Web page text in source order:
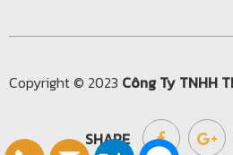
Copyright © 2023 Công Ty TNHH
SHARE